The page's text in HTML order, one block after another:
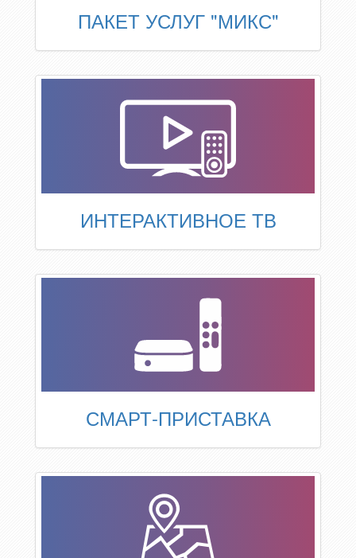
ПАКЕТ УСЛУГ "МИКС"
ИНТЕРАКТИВНОЕ ТВ
СМАРТ-ПРИСТАВКА